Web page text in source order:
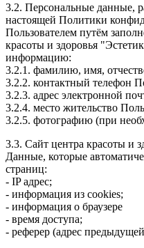
3.2. Персональные данные,
настоящей Политики
Пользователем путём
красоты и здоровья
информацию:
3.2.1. фамилию, имя,
3.2.2. контактный телефон
3.2.3. адрес электронной
3.2.4. место жительство
3.2.5. фотографию (при
3.3. Сайт центра красоты и
Данные, которые
страниц:
- IP адрес;
- информация из cookies;
- информация о браузере
- время доступа;
- реферер (адрес